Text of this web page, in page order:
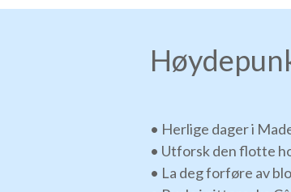
• Herlige dager i
• Utforsk den flotte
• La deg forføre av